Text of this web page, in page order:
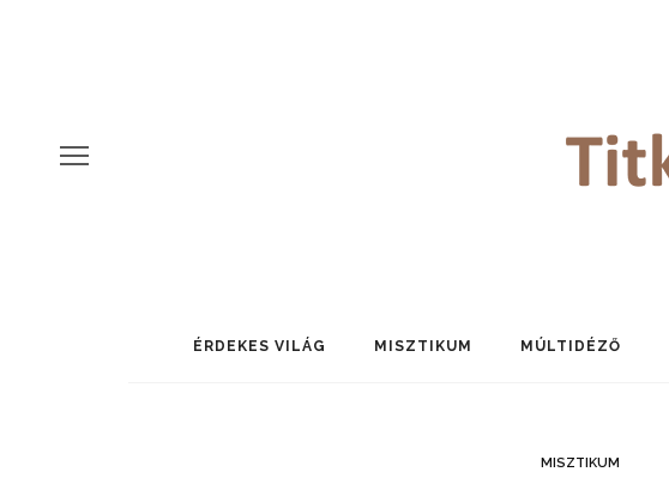
ÉRDEKES VILÁG MISZTIKUM MÚLTIDÉZŐ
MISZTIKUM